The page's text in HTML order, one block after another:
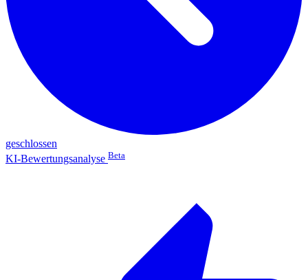
geschlossen
KI-Bewertungsanalyse Beta